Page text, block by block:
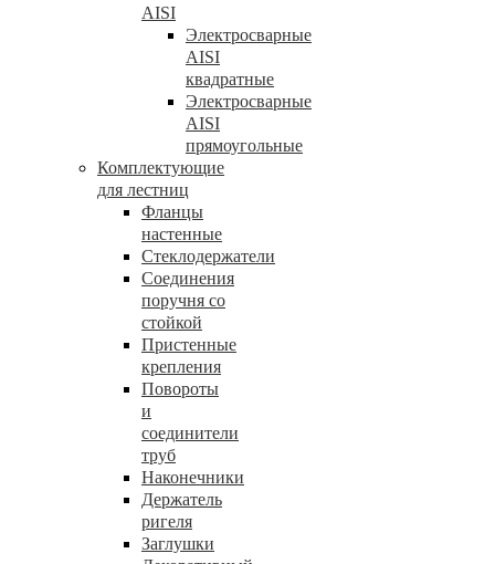
AISI
Электросварные
AISI
квадратные
Электросварные
AISI
прямоугольные
Комплектующие
для лестниц
Фланцы
настенные
Стеклодержатели
Соединения
поручня со
стойкой
Пристенные
крепления
Повороты
и
соединители
труб
Наконечники
Держатель
ригеля
Заглушки